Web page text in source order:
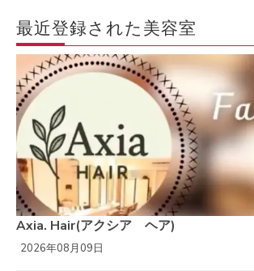
最近登録された美容室
Axia. Hair(アクシア ヘア)
2026年08月09日